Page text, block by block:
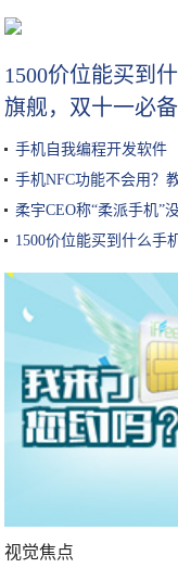
1500价位能买到
旗舰，双十一必备
手机自我编程开发软件
手机NFC功能不会用？
柔宇CEO称“柔派手机”
1500价位能买到什么手
视觉焦点